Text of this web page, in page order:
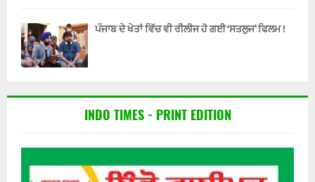
ਪੰਜਾਬ ਦੇ ਖੇਤਾਂ ਵਿੱਚ ਵੀ ਰੀਲੀਜ ਹੋ ਗਈ ‘ਸਤਲੁਜ’ ਫਿਲਮ !
INDO TIMES - PRINT EDITION